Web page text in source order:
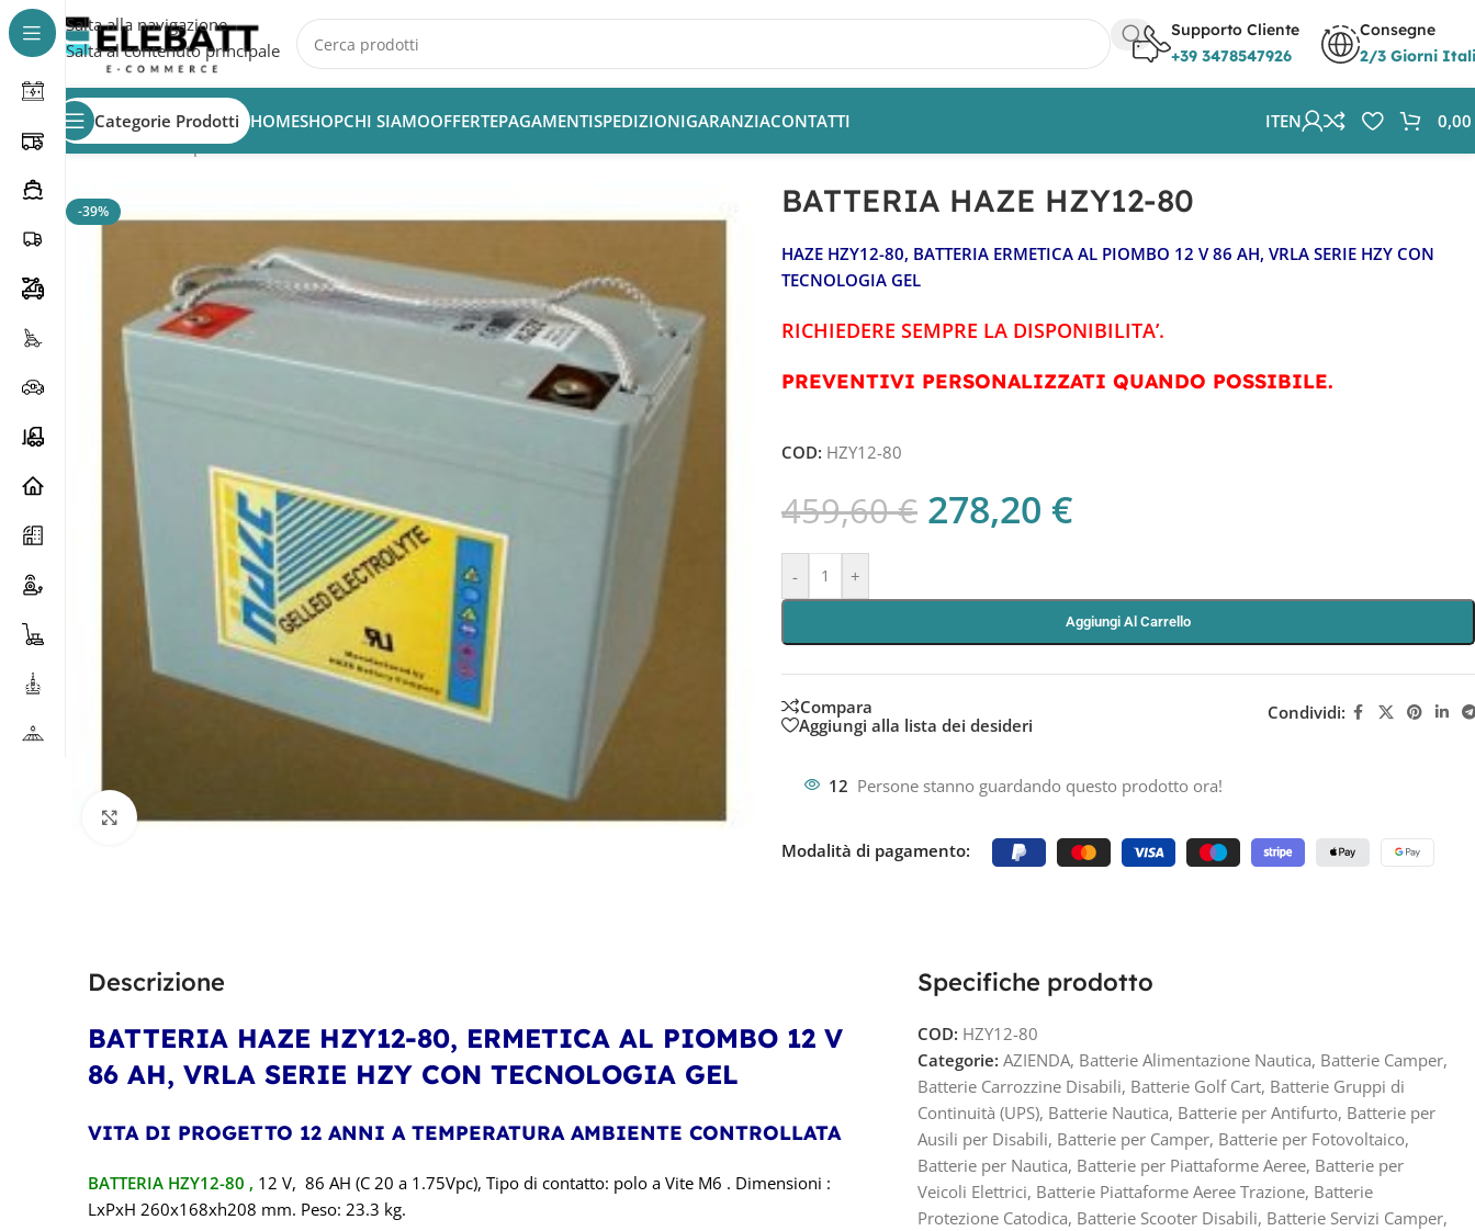
Salta alla navigazione
Salta al contenuto principale
Supporto Cliente
+39 3478547926
Consegne
2/3 Giorni
Categorie Prodotti HOMESHOPCHI SIAMOOFFERTEPAGAMENTISPEDIZIONIGARANZIACONTATTI ITEN
0,00
Home/Batterie per Nautica
-39%
Clicca per ingrandire
BATTERIA HAZE HZY12-80
HAZE HZY12-80, BATTERIA ERMETICA AL PIOMBO 12 V 86 AH, VRLA SERIE HZY CON
TECNOLOGIA GEL
RICHIEDERE SEMPRE LA DISPONIBILITA’.
PREVENTIVI PERSONALIZZATI QUANDO POSSIBILE.
COD: HZY12-80
459,60€ 278,20 €
- +
Aggiungi Al Carrello
Compara
Aggiungi alla lista dei desideri
Condividi:
12 Persone stanno guardando questo prodotto ora!
Modalità di pagamento:
Descrizione
BATTERIA HAZE HZY12-80, ERMETICA AL PIOMBO 12 V
86 AH, VRLA SERIE HZY CON TECNOLOGIA GEL
VITA DI PROGETTO 12 ANNI A TEMPERATURA AMBIENTE CONTROLLATA
BATTERIA HZY12-80 , 12 V, 86 AH (C 20 a 1.75Vpc), Tipo di contatto: polo a Vite M6 . Dimensioni :
LxPxH 260x168xh208 mm. Peso: 23.3 kg.
Specifiche prodotto
COD: HZY12-80
Categorie: AZIENDA, Batterie Alimentazione Nautica, Batterie Camper,
Batterie Carrozzine Disabili, Batterie Golf Cart, Batterie Gruppi di
Continuità (UPS), Batterie Nautica, Batterie per Antifurto, Batterie per
Ausili per Disabili, Batterie per Camper, Batterie per Fotovoltaico,
Batterie per Nautica, Batterie per Piattaforme Aeree, Batterie per
Veicoli Elettrici, Batterie Piattaforme Aeree Trazione, Batterie
Protezione Catodica, Batterie Scooter Disabili, Batterie Servizi Camper,